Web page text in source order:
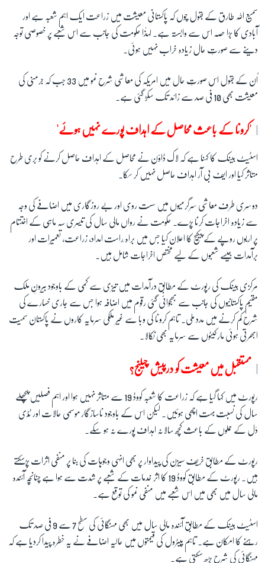
سمیع اللہ طارق کے بقول چوں کہ پاکستانی معیشت میں زراعت ایک اہم شعبہ ہے اور
آبادی کا بڑا حصہ اس سے وابستہ ہے۔ لہذٰا حکومت کی جانب سے اس شعبے پر خصوصی توجہ
دینے سے صورتِ حال زیادہ خراب نہیں ہوئی۔
اُن کے بقول اس صورتِ حال میں امریکہ کی معاشی شرح نمو میں 33 جب کہ جرمنی کی
معیشت بھی 10 فی صد سے زائد تک سکڑ گئی ہے۔
'کرونا کے باعث محاصل کے اہداف پورے نہیں ہوئے'
اسٹیٹ بینک کا کہنا ہے کہ لاک ڈاؤن نے محاصل کے اہداف حاصل کرنے کو بری طرح
متاثر کیا اور ایف بی آر اہداف حاصل نہیں کر سکا۔
دوسری طرف معاشی سرگرمیوں میں سست روی اور بے روزگاری میں اضافے کی وجہ
سے زیادہ اخراجات کرنا پڑے۔ حکومت نے رواں مالی سال کی تیسری سہ ماہی کے اختتام
پر اربوں روپے کے پیکیج کا اعلان کیا جس میں براہ ِراست امداد، زراعت، تعمیرات اور
برآمدات جیسے شعبوں کے لیے مختص اخراجات شامل ہیں۔
مرکزی بینک کی رپورٹ کے مطابق درآمدات میں تیزی سے کمی کے باوجود بیرونِ ملک
مقیم پاکستانیوں کی جانب سے بھجوائی گئی رقوم میں اضافہ ہوا جس سے جاری خسارے کی
شرح کم کرنے میں مدد ملی۔ تاہم کرونا کی وبا سے غیر ملکی سرمایہ کاروں نے پاکستان سمیت
ابھرتی ہوئی مارکیٹوں سے سرمایہ بھی نکالا۔
مستقبل میں معیشت کو درپیش چیلنج؟
رپورٹ میں کہا گیا ہے کہ زراعت کا شعبہ کووڈ 19 سے متاثر نہیں ہوا اور اہم فصلیں پچھلے
سال کی نسبت بہت اچھی ہوئیں۔ لیکن اس کے باوجود ناسازگار موسمی حالات اور ٹڈی
دَل کے حملوں کے باعث کچھ سالانہ اہداف پورے نہ ہو سکے۔
رپورٹ کے مطابق خریف سیزن کی پیداوار پر بھی انہی وجوہات کی بنا پر منفی اثرات پڑسکتے
ہیں۔ رپورٹ کے مطابق کووڈ 19 کا اثر خدمات کے شعبے پر شدت سے ہوا ہے چنانچہ آئندہ
مالی سال میں بھی میں اس شعبے میں منفی نمو کی توقع ہے۔
اسٹیٹ بینک کے مطابق آئندہ مالی سال میں بھی مہنگائی کی سطح 7 سے 9 فی صد تک
رہنے کا امکان ہے۔ تاہم پیٹرول کی قیمتوں میں حالیہ اضافے نے یہ خطرہ پیدا کردیا ہے کہ
مہنگائی کی شرح بڑھ سکتی ہے۔